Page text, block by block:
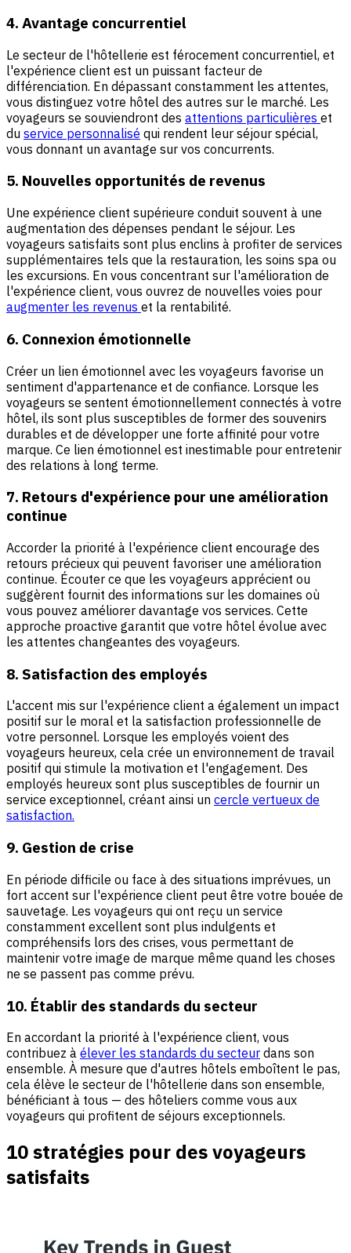
4. Avantage concurrentiel
Le secteur de l'hôtellerie est férocement concurrentiel, et
l'expérience client est un puissant facteur de
différenciation. En dépassant constamment les attentes,
vous distinguez votre hôtel des autres sur le marché. Les
voyageurs se souviendront des attentions particulières et
du service personnalisé qui rendent leur séjour spécial,
vous donnant un avantage sur vos concurrents.
5. Nouvelles opportunités de revenus
Une expérience client supérieure conduit souvent à une
augmentation des dépenses pendant le séjour. Les
voyageurs satisfaits sont plus enclins à profiter de services
supplémentaires tels que la restauration, les soins spa ou
les excursions. En vous concentrant sur l'amélioration de
l'expérience client, vous ouvrez de nouvelles voies pour
augmenter les revenus et la rentabilité.
6. Connexion émotionnelle
Créer un lien émotionnel avec les voyageurs favorise un
sentiment d'appartenance et de confiance. Lorsque les
voyageurs se sentent émotionnellement connectés à votre
hôtel, ils sont plus susceptibles de former des souvenirs
durables et de développer une forte affinité pour votre
marque. Ce lien émotionnel est inestimable pour entretenir
des relations à long terme.
7. Retours d'expérience pour une amélioration
continue
Accorder la priorité à l'expérience client encourage des
retours précieux qui peuvent favoriser une amélioration
continue. Écouter ce que les voyageurs apprécient ou
suggèrent fournit des informations sur les domaines où
vous pouvez améliorer davantage vos services. Cette
approche proactive garantit que votre hôtel évolue avec
les attentes changeantes des voyageurs.
8. Satisfaction des employés
L'accent mis sur l'expérience client a également un impact
positif sur le moral et la satisfaction professionnelle de
votre personnel. Lorsque les employés voient des
voyageurs heureux, cela crée un environnement de travail
positif qui stimule la motivation et l'engagement. Des
employés heureux sont plus susceptibles de fournir un
service exceptionnel, créant ainsi un cercle vertueux de
satisfaction.
9. Gestion de crise
En période difficile ou face à des situations imprévues, un
fort accent sur l'expérience client peut être votre bouée de
sauvetage. Les voyageurs qui ont reçu un service
constamment excellent sont plus indulgents et
compréhensifs lors des crises, vous permettant de
maintenir votre image de marque même quand les choses
ne se passent pas comme prévu.
10. Établir des standards du secteur
En accordant la priorité à l'expérience client, vous
contribuez à élever les standards du secteur dans son
ensemble. À mesure que d'autres hôtels emboîtent le pas,
cela élève le secteur de l'hôtellerie dans son ensemble,
bénéficiant à tous — des hôteliers comme vous aux
voyageurs qui profitent de séjours exceptionnels.
10 stratégies pour des voyageurs
satisfaits